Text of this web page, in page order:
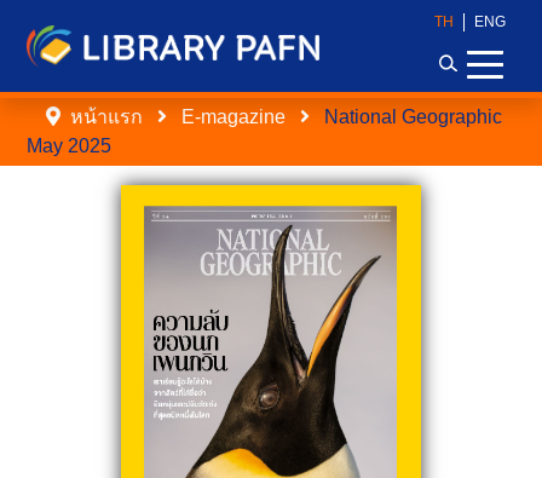
TH ENG
หน้าแรก E-magazine
National Geographic
May 2025